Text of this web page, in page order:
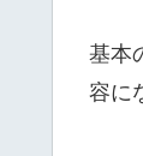
基本
容に